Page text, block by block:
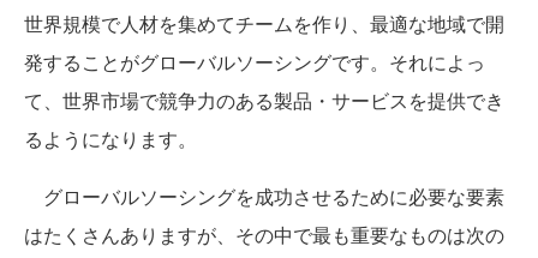
世界規模で人材を集めてチームを作り、最適な地域で開
発することがグローバルソーシングです。それによっ
て、世界市場で競争力のある製品・サービスを提供でき
るようになります。
グローバルソーシングを成功させるために必要な要素
はたくさんありますが、その中で最も重要なものは次の